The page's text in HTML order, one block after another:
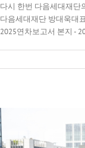
다시 한번 다음세대재단
다음세대재단 방대욱대
2025연차보고서 본지 -